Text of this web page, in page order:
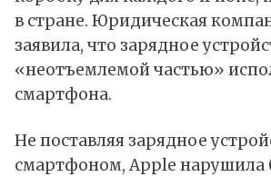
в стране. Юридическая
заявила, что зарядное
«неотъемлемой частью»
смартфона.
Не поставляя зарядное
смартфоном, Apple нарушила